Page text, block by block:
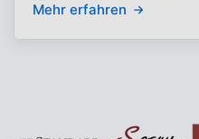
Mehr erfahren